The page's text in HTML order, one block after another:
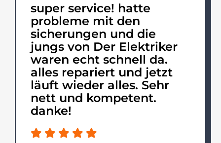
super service! hatte
probleme mit den
sicherungen und die
jungs von Der Elektriker
waren echt schnell da.
alles repariert und jetzt
läuft wieder alles. Sehr
nett und kompetent.
danke!